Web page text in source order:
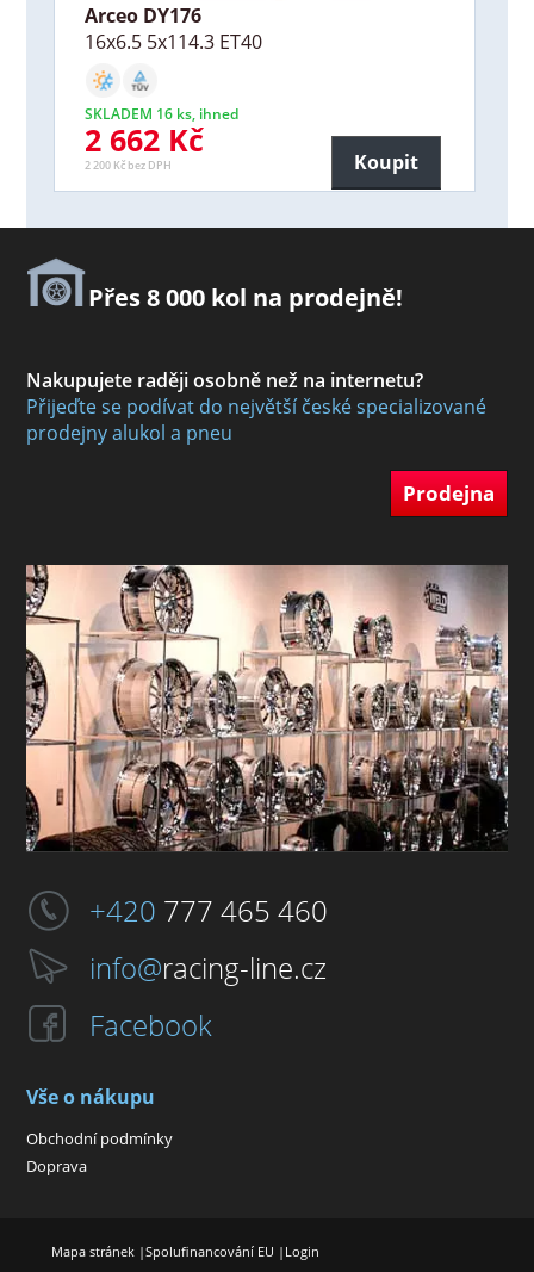
Arceo DY176
16x6.5 5x114.3 ET40
SKLADEM 16 ks, ihned
2 662 Kč
2 200 Kč bez DPH Koupit
Přes 8 000 kol na prodejně!
Nakupujete raději osobně než na internetu?
Přijeďte se podívat do největší české specializované
prodejny alukol a pneu
Prodejna
+420 777 465 460
info@racing-line.cz
Facebook
Vše o nákupu
Obchodní podmínky
Doprava
Mapa stránek|Spolufinancování EU | Login